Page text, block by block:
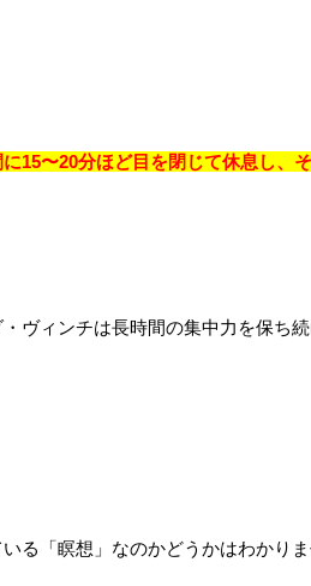
15〜20分ほど目を閉じて休息し、
ヴィンチは長時間の集中力を保ち続
る「瞑想」なのかどうかはわかりま